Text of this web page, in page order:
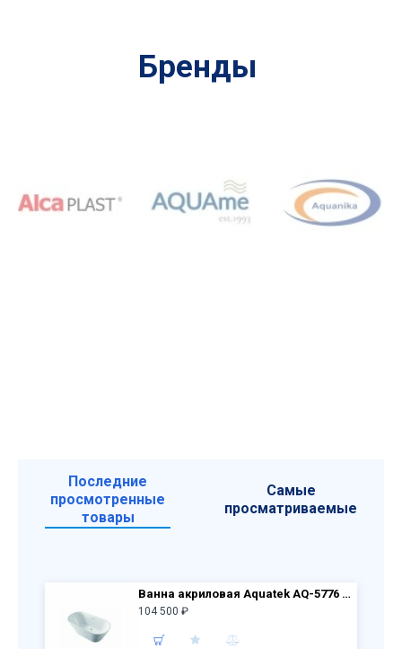
Бренды
Последние
просмотренные
товары
Самые
просматриваемые
Ванна акриловая Aquatek AQ-5776 ХОРСА, отдельностоящая, 1680*760*580, со сливом и ножками
104 500 ₽